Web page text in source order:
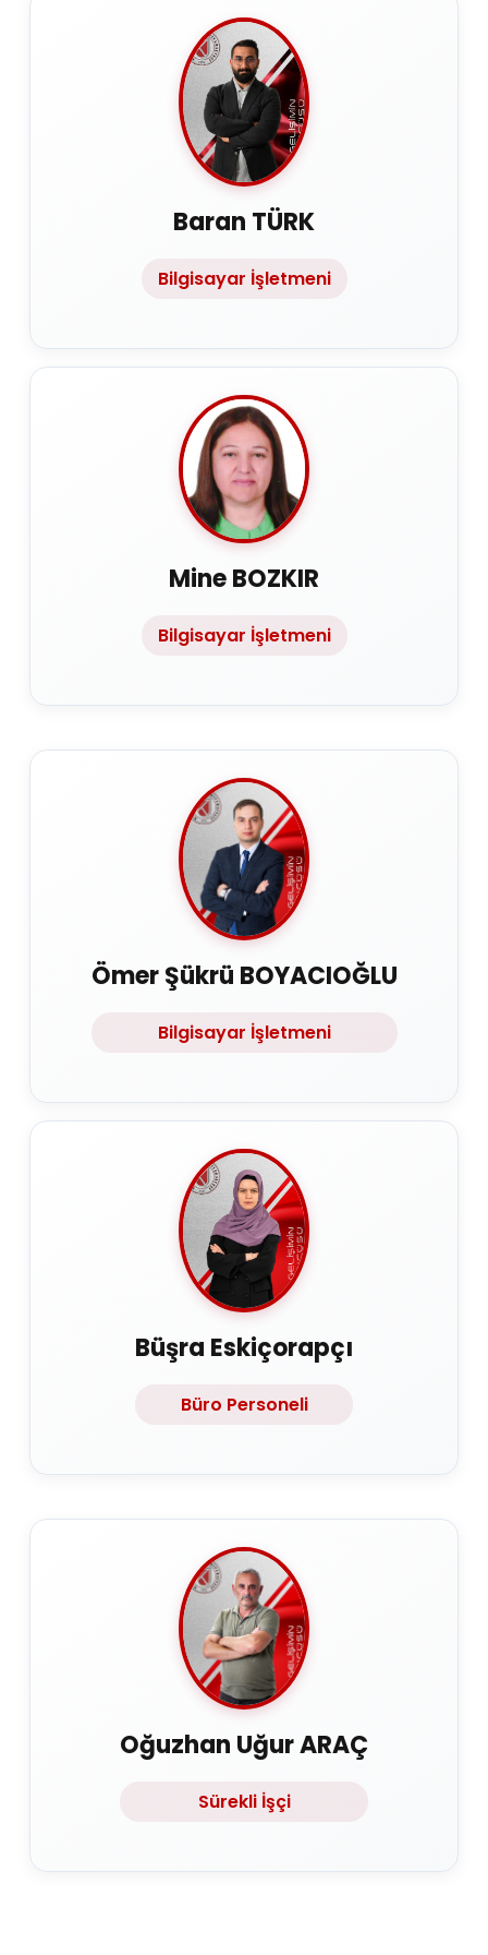
Baran TÜRK
Bilgisayar İşletmeni
Mine BOZKIR
Bilgisayar İşletmeni
Ömer Şükrü BOYACIOĞLU
Bilgisayar İşletmeni
Büşra Eskiçorapçı
Büro Personeli
Oğuzhan Uğur ARAÇ
Sürekli İşçi